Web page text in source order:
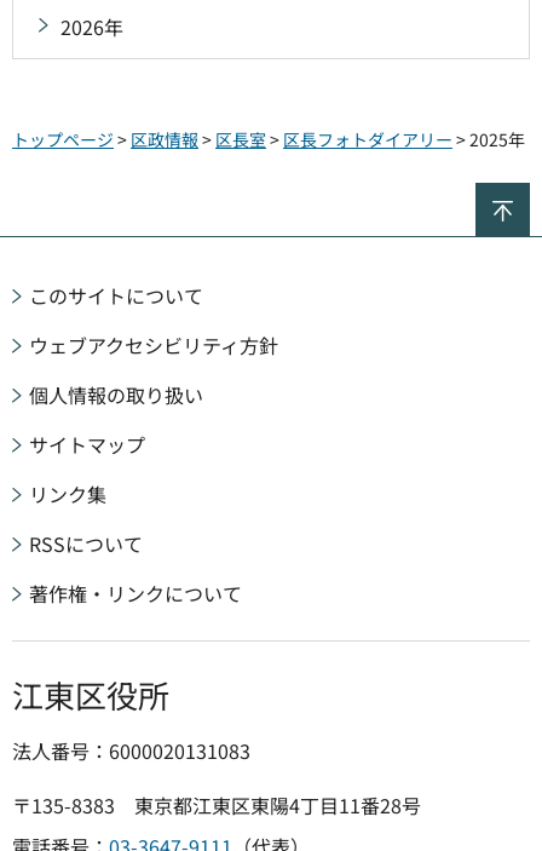
2026年
トップページ > 区政情報 > 区長室 > 区長フォトダイアリー > 2025年
このサイトについて
ウェブアクセシビリティ方針
個人情報の取り扱い
サイトマップ
リンク集
RSSについて
著作権・リンクについて
江東区役所
法人番号：6000020131083
〒135-8383 東京都江東区東陽4丁目11番28号